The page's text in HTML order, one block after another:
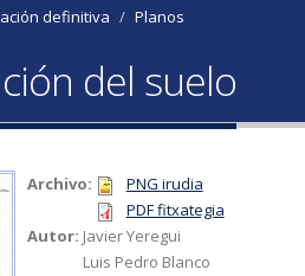
definitiva
Planos
del suelo
Archivo:
PNG irudia
PDF fitxategia
Autor: Javier Yeregui
Luis Pedro Blanco